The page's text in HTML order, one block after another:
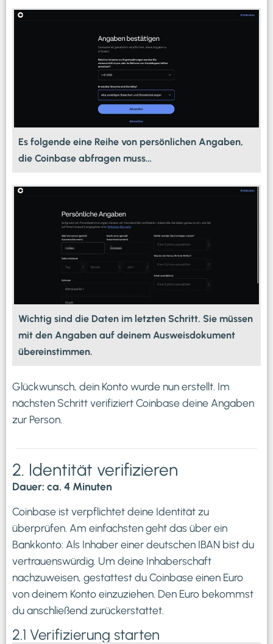
Es folgende eine Reihe von persönlichen Angaben,
die Coinbase abfragen muss…
Wichtig sind die Daten im letzten Schritt. Sie müssen
mit den Angaben auf deinem Ausweisdokument
übereinstimmen.
Glückwunsch, dein Konto wurde nun erstellt. Im
nächsten Schritt verifiziert Coinbase deine Angaben
zur Person.
2. Identität verifizieren
Dauer: ca. 4 Minuten
Coinbase ist verpflichtet deine Identität zu
überprüfen. Am einfachsten geht das über ein
Bankkonto: Als Inhaber einer deutschen IBAN bist du
vertrauenswürdig. Um deine Inhaberschaft
nachzuweisen, gestattest du Coinbase einen Euro
von deinem Konto einzuziehen. Den Euro bekommst
du anschließend zurückerstattet.
2.1 Verifizierung starten